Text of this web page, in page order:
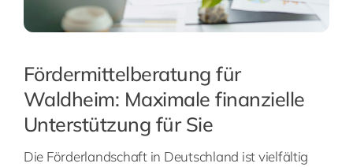
Fördermittelberatung für
Waldheim: Maximale finanzielle
Unterstützung für Sie
Die Förderlandschaft in Deutschland ist vielfältig